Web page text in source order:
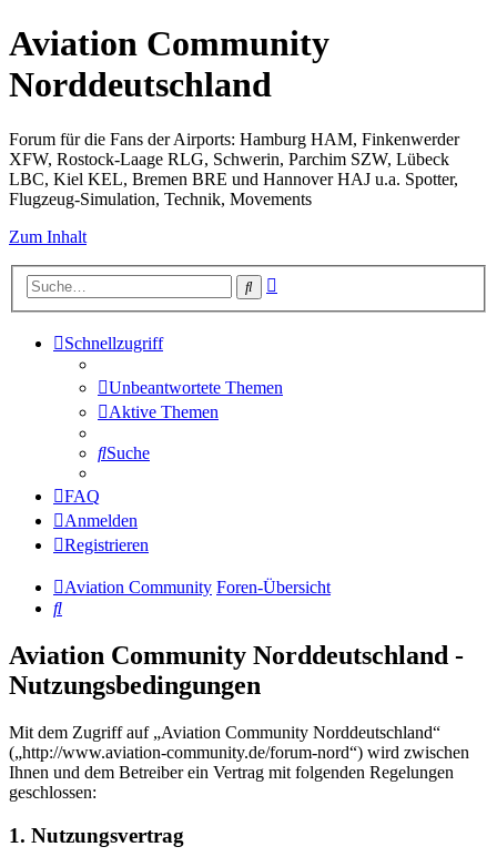
Aviation Community
Norddeutschland
Forum für die Fans der Airports: Hamburg HAM, Finkenwerder
XFW, Rostock-Laage RLG, Schwerin, Parchim SZW, Lübeck
LBC, Kiel KEL, Bremen BRE und Hannover HAJ u.a. Spotter,
Flugzeug-Simulation, Technik, Movements
Zum Inhalt
Suche
Schnellzugriff
Unbeantwortete Themen
Aktive Themen
Suche
FAQ
Anmelden
Registrieren
Aviation Community Foren-Übersicht
Suche
Aviation Community Norddeutschland -
Nutzungsbedingungen
Mit dem Zugriff auf „Aviation Community Norddeutschland“
(„http://www.aviation-community.de/forum-nord“) wird zwischen
Ihnen und dem Betreiber ein Vertrag mit folgenden Regelungen
geschlossen:
1. Nutzungsvertrag